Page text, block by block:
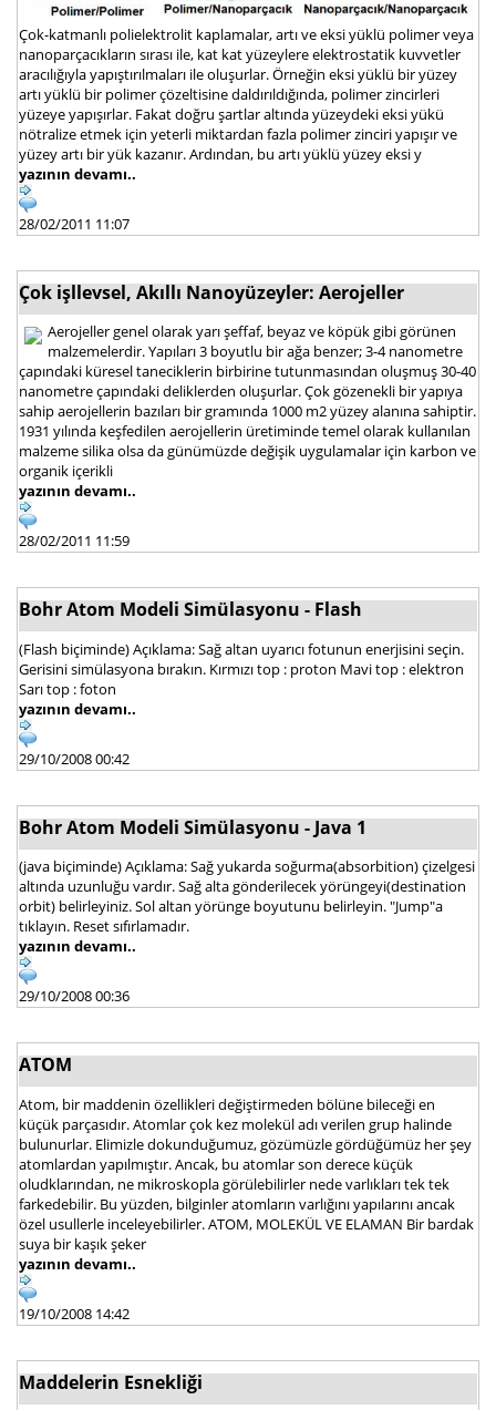
Çok-katmanlı polielektrolit kaplamalar, artı ve eksi yüklü polimer veya
nanoparçacıkların sırası ile, kat kat yüzeylere elektrostatik kuvvetler
aracılığıyla yapıştırılmaları ile oluşurlar. Örneğin eksi yüklü bir yüzey
artı yüklü bir polimer çözeltisine daldırıldığında, polimer zincirleri
yüzeye yapışırlar. Fakat doğru şartlar altında yüzeydeki eksi yükü
nötralize etmek için yeterli miktardan fazla polimer zinciri yapışır ve
yüzey artı bir yük kazanır. Ardından, bu artı yüklü yüzey eksi y
yazının devamı..
28/02/2011 11:07
Çok işllevsel, Akıllı Nanoyüzeyler: Aerojeller
Aerojeller genel olarak yarı şeffaf, beyaz ve köpük gibi görünen
malzemelerdir. Yapıları 3 boyutlu bir ağa benzer; 3-4 nanometre
çapındaki küresel taneciklerin birbirine tutunmasından oluşmuş 30-40
nanometre çapındaki deliklerden oluşurlar. Çok gözenekli bir yapıya
sahip aerojellerin bazıları bir gramında 1000 m2 yüzey alanına sahiptir.
1931 yılında keşfedilen aerojellerin üretiminde temel olarak kullanılan
malzeme silika olsa da günümüzde değişik uygulamalar için karbon ve
organik içerikli
yazının devamı..
28/02/2011 11:59
Bohr Atom Modeli Simülasyonu - Flash
(Flash biçiminde) Açıklama: Sağ altan uyarıcı fotunun enerjisini seçin.
Gerisini simülasyona bırakın. Kırmızı top : proton Mavi top : elektron
Sarı top : foton
yazının devamı..
29/10/2008 00:42
Bohr Atom Modeli Simülasyonu - Java 1
(java biçiminde) Açıklama: Sağ yukarda soğurma(absorbition) çizelgesi
altında uzunluğu vardır. Sağ alta gönderilecek yörüngeyi(destination
orbit) belirleyiniz. Sol altan yörünge boyutunu belirleyin. "Jump"a
tıklayın. Reset sıfırlamadır.
yazının devamı..
29/10/2008 00:36
ATOM
Atom, bir maddenin özellikleri değiştirmeden bölüne bileceği en
küçük parçasıdır. Atomlar çok kez molekül adı verilen grup halinde
bulunurlar. Elimizle dokunduğumuz, gözümüzle gördüğümüz her şey
atomlardan yapılmıştır. Ancak, bu atomlar son derece küçük
oludklarından, ne mikroskopla görülebilirler nede varlıkları tek tek
farkedebilir. Bu yüzden, bilginler atomların varlığını yapılarını ancak
özel usullerle inceleyebilirler. ATOM, MOLEKÜL VE ELAMAN Bir bardak
suya bir kaşık şeker
yazının devamı..
19/10/2008 14:42
Maddelerin Esnekliği